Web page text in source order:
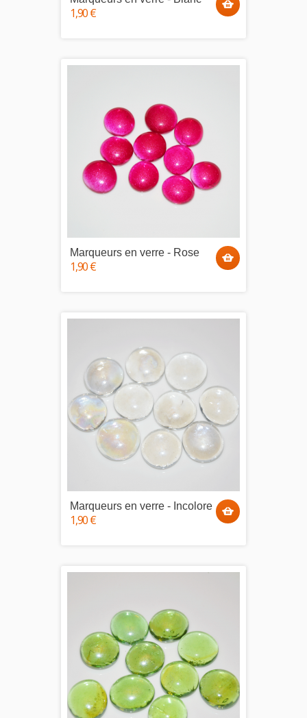
1,90 €
Marqueurs en verre - Rose
1,90 €
Marqueurs en verre - Incolore
1,90 €